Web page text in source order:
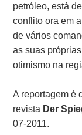
petróleo, está
conflito ora em
de vários
as suas
otimismo na
A reportagem é
revista Der
07-2011.